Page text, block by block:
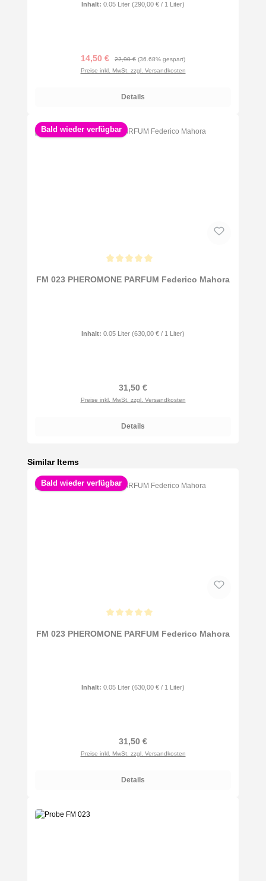
Inhalt: 0.05 Liter (290,00 € / 1 Liter)
Verkaufspreis:
14,50 € Regulärer Preis:
22,90 € (36.68% gespart)
Preise inkl. MwSt. zzgl. Versandkosten
Details
Bald wieder verfügbar
FM 023 PHEROMONE PARFUM Federico Mahora
Inhalt: 0.05 Liter (630,00 € / 1 Liter)
Regulärer Preis:
31,50 €
Preise inkl. MwSt. zzgl. Versandkosten
Details
Produktgalerie überspringen
Similar Items
Bald wieder verfügbar
FM 023 PHEROMONE PARFUM Federico Mahora
Inhalt: 0.05 Liter (630,00 € / 1 Liter)
Regulärer Preis:
31,50 €
Preise inkl. MwSt. zzgl. Versandkosten
Details